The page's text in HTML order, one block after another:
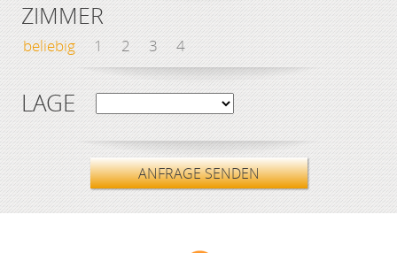
ZIMMER
beliebig 1 2 3 4
LAGE
ANFRAGE SENDEN